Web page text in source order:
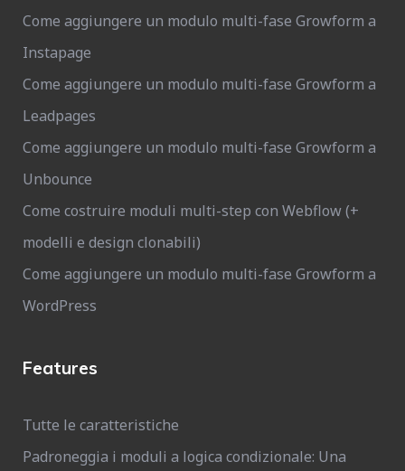
Come aggiungere un modulo multi-fase Growform a
Instapage
Come aggiungere un modulo multi-fase Growform a
Leadpages
Come aggiungere un modulo multi-fase Growform a
Unbounce
Come costruire moduli multi-step con Webflow (+
modelli e design clonabili)
Come aggiungere un modulo multi-fase Growform a
WordPress
Features
Tutte le caratteristiche
Padroneggia i moduli a logica condizionale: Una